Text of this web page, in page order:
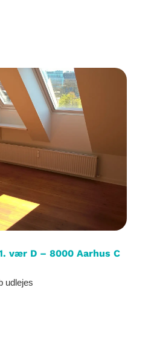
vær D – 8000 Aarhus C
udlejes